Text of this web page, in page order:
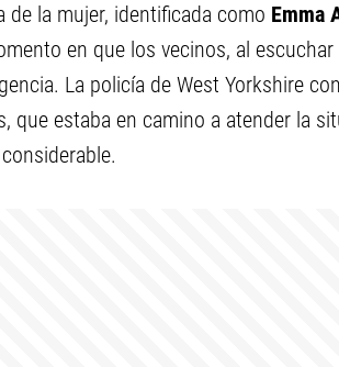
de la mujer, identificada como Emma
en que los vecinos, al
La policía de West Yorkshire
que estaba en camino a atender la